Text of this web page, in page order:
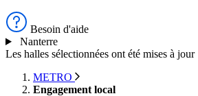
Besoin d'aide
Nanterre
Les halles sélectionnées ont été mises à jour
METRO
Engagement local